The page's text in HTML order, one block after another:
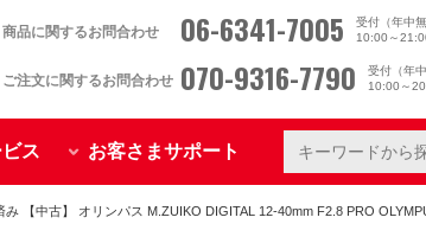
商品に関するお問合わせ 06-6341-7005
受付（年中無
10:00～
ご注文に関するお問合わせ 070-9316-7790
受付（年
10:00～
ス お客さまサポート
み 【中古】 オリンパス M.ZUIKO DIGITAL 12-40mm F2.8 PRO